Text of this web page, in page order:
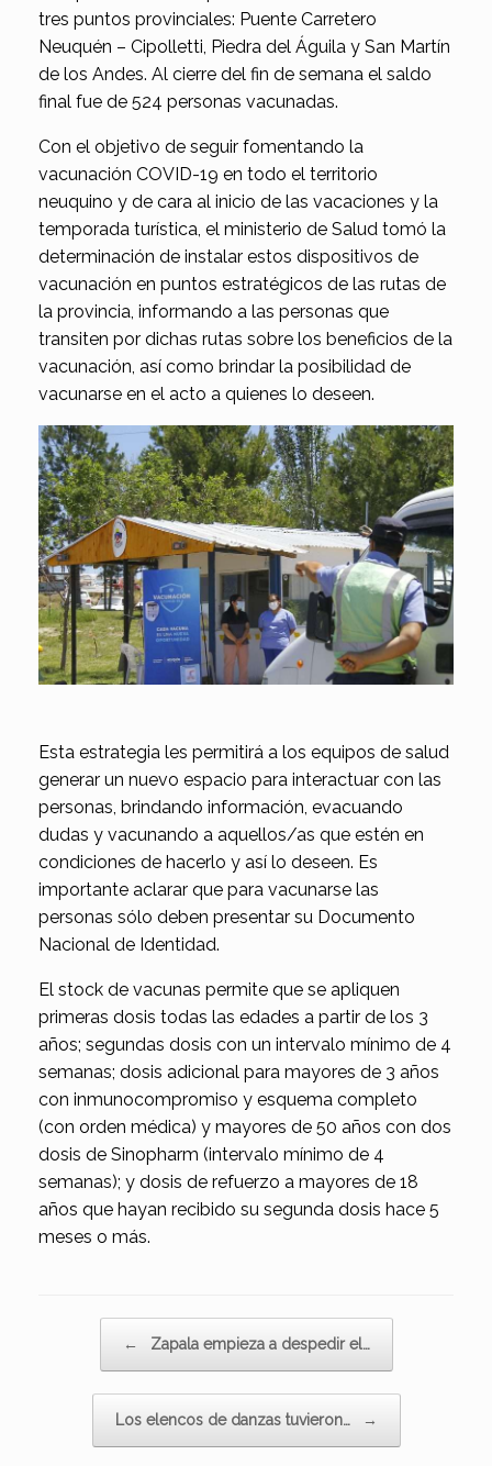
tres puntos provinciales: Puente Carretero
Neuquén – Cipolletti, Piedra del Águila y San Martín
de los Andes. Al cierre del fin de semana el saldo
final fue de 524 personas vacunadas.
Con el objetivo de seguir fomentando la
vacunación COVID-19 en todo el territorio
neuquino y de cara al inicio de las vacaciones y la
temporada turística, el ministerio de Salud tomó la
determinación de instalar estos dispositivos de
vacunación en puntos estratégicos de las rutas de
la provincia, informando a las personas que
transiten por dichas rutas sobre los beneficios de la
vacunación, así como brindar la posibilidad de
vacunarse en el acto a quienes lo deseen.
Esta estrategia les permitirá a los equipos de salud
generar un nuevo espacio para interactuar con las
personas, brindando información, evacuando
dudas y vacunando a aquellos/as que estén en
condiciones de hacerlo y así lo deseen. Es
importante aclarar que para vacunarse las
personas sólo deben presentar su Documento
Nacional de Identidad.
El stock de vacunas permite que se apliquen
primeras dosis todas las edades a partir de los 3
años; segundas dosis con un intervalo mínimo de 4
semanas; dosis adicional para mayores de 3 años
con inmunocompromiso y esquema completo
(con orden médica) y mayores de 50 años con dos
dosis de Sinopharm (intervalo mínimo de 4
semanas); y dosis de refuerzo a mayores de 18
años que hayan recibido su segunda dosis hace 5
meses o más.
← Zapala empieza a despedir el…
Los elencos de danzas tuvieron… →